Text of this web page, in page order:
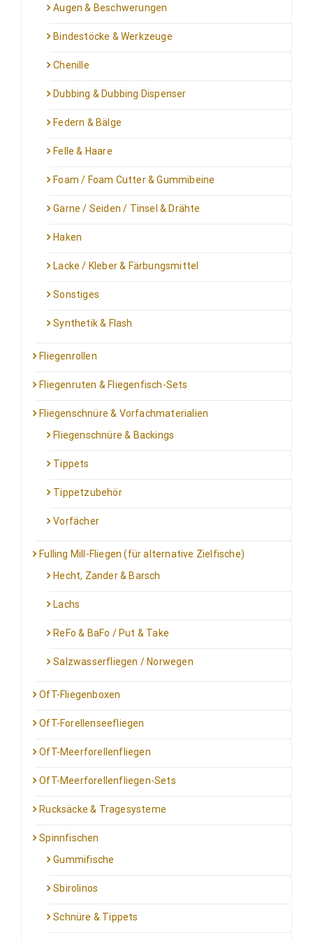
Augen & Beschwerungen
Bindestöcke & Werkzeuge
Chenille
Dubbing & Dubbing Dispenser
Federn & Bälge
Felle & Haare
Foam / Foam Cutter & Gummibeine
Garne / Seiden / Tinsel & Drähte
Haken
Lacke / Kleber & Färbungsmittel
Sonstiges
Synthetik & Flash
Fliegenrollen
Fliegenruten & Fliegenfisch-Sets
Fliegenschnüre & Vorfachmaterialien
Fliegenschnüre & Backings
Tippets
Tippetzubehör
Vorfächer
Fulling Mill-Fliegen (für alternative Zielfische)
Hecht, Zander & Barsch
Lachs
ReFo & BaFo / Put & Take
Salzwasserfliegen / Norwegen
OfT-Fliegenboxen
OfT-Forellenseefliegen
OfT-Meerforellenfliegen
OfT-Meerforellenfliegen-Sets
Rucksäcke & Tragesysteme
Spinnfischen
Gummifische
Sbirolinos
Schnüre & Tippets